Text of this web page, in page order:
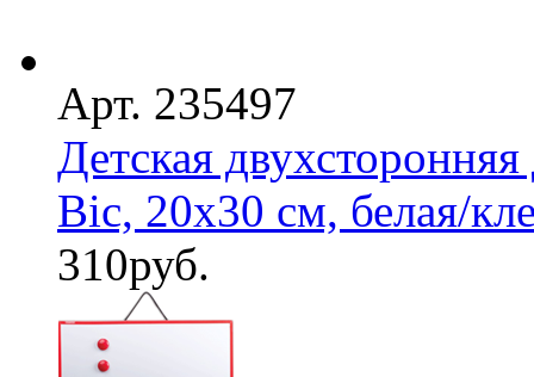
Арт. 235497
Детская
Bic, 20х30 см, белая/
310руб.